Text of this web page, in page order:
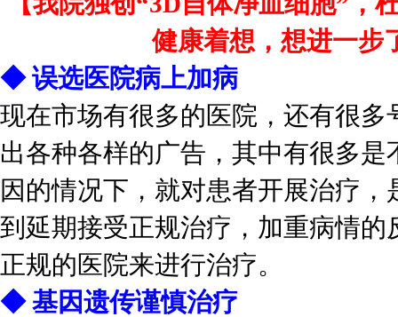
健康着想，想进一步
◆ 误选医院病上加病
现在市场有很多的医院，还有很
出各种各样的广告，其中有很多
因的情况下，就对患者开展治疗
到延期接受正规治疗，加重病情
正规的医院来进行治疗。
◆ 基因遗传谨慎治疗